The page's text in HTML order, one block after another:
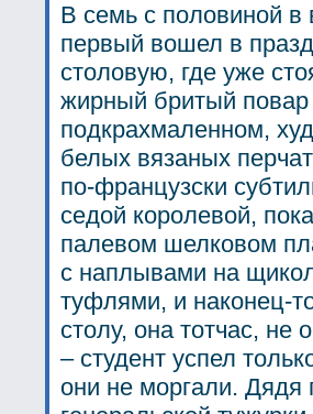
В семь с половиной в
первый вошел в
столовую, где уже
жирный бритый
подкрахмаленном,
белых вязаных
по-французски
седой королевой,
палевом шелковом
с наплывами на
туфлями, и наконец-
столу, она тотчас,
– студент успел
они не моргали. Дядя